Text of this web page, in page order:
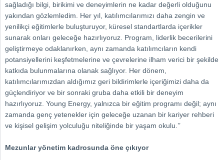
sağladığı bilgi, birikimi ve deneyimlerin ne kadar değerli olduğunu
yakından gözlemledim. Her yıl, katılımcılarımızı daha zengin ve
yenilikçi eğitimlerle buluşturuyor, küresel standartlarda içerikler
sunarak onları geleceğe hazırlıyoruz. Program, liderlik becerilerini
geliştirmeye odaklanırken, aynı zamanda katılımcıların kendi
potansiyellerini keşfetmelerine ve çevrelerine ilham verici bir şekilde
katkıda bulunmalarına olanak sağlıyor. Her dönem,
katılımcılarımızdan aldığımız geri bildirimlerle içeriğimizi daha da
güçlendiriyor ve bir sonraki gruba daha etkili bir deneyim
hazırlıyoruz. Young Energy, yalnızca bir eğitim programı değil; aynı
zamanda genç yetenekler için geleceğe uzanan bir kariyer rehberi
ve kişisel gelişim yolculuğu niteliğinde bir yaşam okulu.’’
Mezunlar yönetim kadrosunda öne çıkıyor